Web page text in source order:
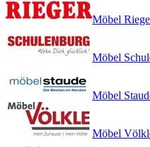
Möbel
Möbel
Möbel
Möbel